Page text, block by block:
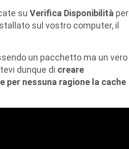
su Verifica Disponibilità per
sul vostro computer, il
un pacchetto ma un vero
dunque di creare
per nessuna ragione la cache